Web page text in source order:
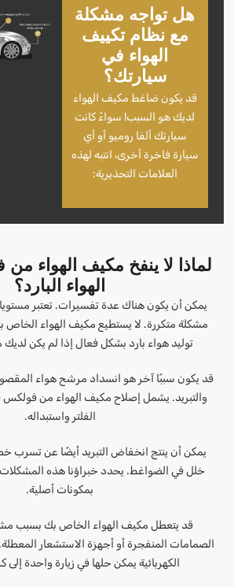
هل تواجه مشكلة
مع نظام تكييف
الهواء في
سيارتك؟
قد يكون ضاغط مكيف الهواء
لديك هو السبب! سواءً كانت
سيارتك ألفا روميو أو أي
سيارة فاخرة أخرى، انتبه لهذه
العلامات التحذيرية:
لماذا لا ينفخ مكيف الهواء
الهواء البارد؟
يمكن أن يكون هناك عدة تفسيرات. تعتبر
مشكلة متكررة. لا يستطيع مكيف الهواء
توليد هواء بارد بشكل فعال إذا لم يكن لديك
قد يكون سببًا آخر هو انسداد مرشح هواء
والتبريد. يشمل إصلاح مكيف الهواء من
الفلتر واستبداله.
يمكن أن ينتج انخفاض التبريد أيضًا عن تسرب
خلل في الضواغط. يحدد خبراؤنا هذه المشكلات
بمكونات أصلية.
قد يتعطل مكيف الهواء الخاص بك بسبب
الصمامات المنفجرة أو أجهزة الاستشعار
الكهربائية يمكن حلها في زيارة واحدة إلى